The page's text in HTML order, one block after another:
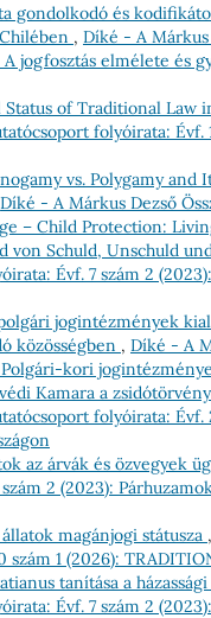
gondolkodó és
, Díké - A
A jogfosztás elmélete és
Status of Traditional Law
folyóirata: Évf.
vs. Polygamy and
Díké - A Márkus Dezső
– Child Protection:
von Schuld, Unschuld
Évf. 7 szám 2
jogintézmények
közösségben , Díké - A
Polgári-kori
Kamara a
folyóirata:
az árvák és özvegyek
2 (2023):
állatok magánjogi státusza ,
1 (2026):
tanítása a
Évf. 7 szám 2